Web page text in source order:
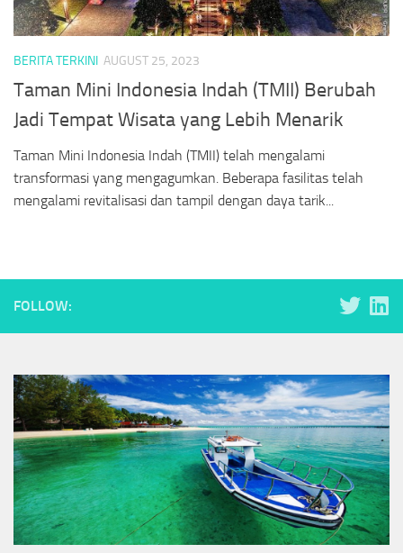
BERITA TERKINI AUGUST 25, 2023
Taman Mini Indonesia Indah (TMII) Berubah
Jadi Tempat Wisata yang Lebih Menarik
Taman Mini Indonesia Indah (TMII) telah mengalami
transformasi yang mengagumkan. Beberapa fasilitas telah
mengalami revitalisasi dan tampil dengan daya tarik...
FOLLOW: